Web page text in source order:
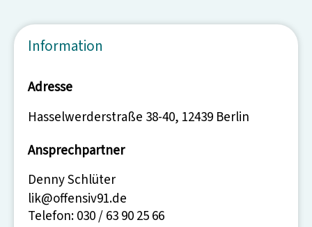
Information
Adresse
Hasselwerderstraße 38-40, 12439 Berlin
Ansprechpartner
Denny Schlüter
lik@offensiv91.de
Telefon: 030 / 63 90 25 66